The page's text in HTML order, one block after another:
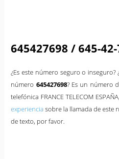
645427698 / 645-
¿Es este número seguro o
número 645427698? Es un número
telefónica FRANCE TELECOM
experiencia sobre la llamada de este
de texto, por favor.